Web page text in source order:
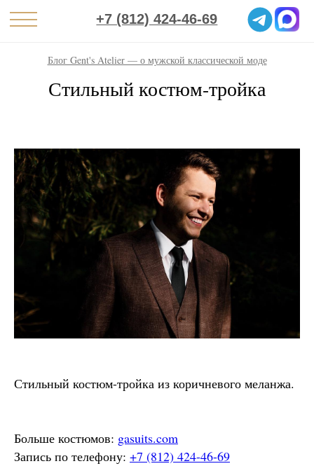
+7 (812) 424-46-69
Блог Gent's Atelier — о мужской классической моде
Стильный костюм-тройка
Стильный костюм-тройка из коричневого меланжа.
Больше костюмов: gasuits.com
Запись по телефону: +7 (812) 424-46-69